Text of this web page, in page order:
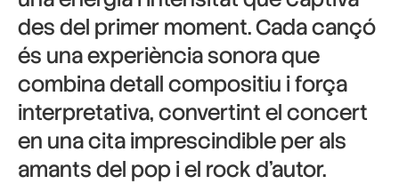
des del primer moment. Cada cançó
és una experiència sonora que
combina detall compositiu i força
interpretativa, convertint el concert
en una cita imprescindible per als
amants del pop i el rock d’autor.